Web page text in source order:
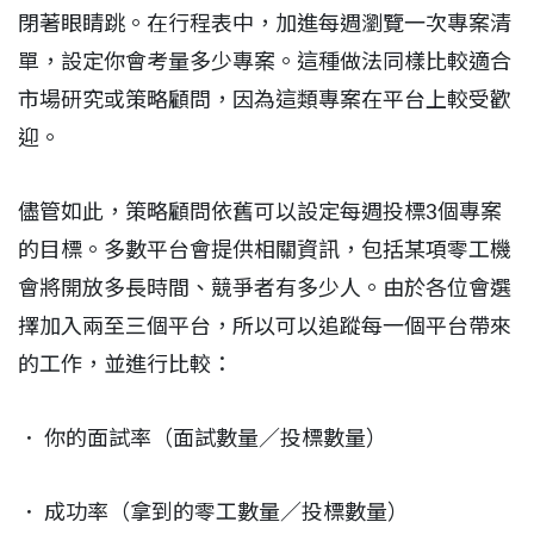
閉著眼睛跳。在行程表中，加進每週瀏覽一次專案清
單，設定你會考量多少專案。這種做法同樣比較適合
市場研究或策略顧問，因為這類專案在平台上較受歡
迎。
儘管如此，策略顧問依舊可以設定每週投標3個專案
的目標。多數平台會提供相關資訊，包括某項零工機
會將開放多長時間、競爭者有多少人。由於各位會選
擇加入兩至三個平台，所以可以追蹤每一個平台帶來
的工作，並進行比較：
． 你的面試率（面試數量／投標數量）
． 成功率（拿到的零工數量／投標數量）